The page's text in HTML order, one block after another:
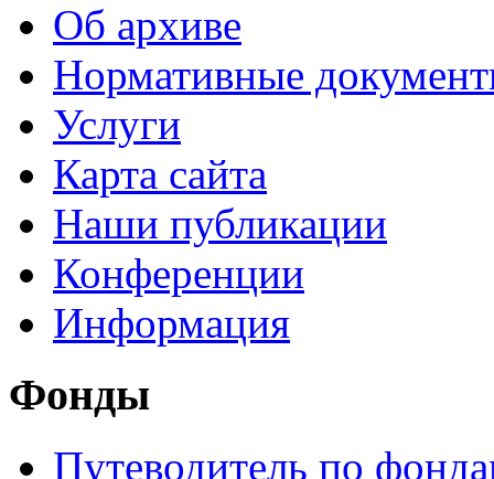
Об архиве
Нормативные
Услуги
Карта сайта
Наши публикации
Конференции
Информация
Фонды
Путеводитель по